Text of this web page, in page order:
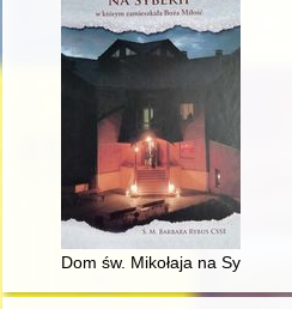
Dom św. Mikołaja na Syberii,